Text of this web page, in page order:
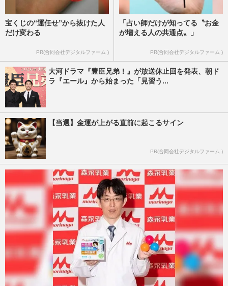
宝くじの“運任せ”から抜けた人
だけ変わる
PR(合同会社デジタルファーム )
「占い師だけが知ってる〝お金
が増える人の共通点〟」
PR(合同会社デジタルファーム )
大河ドラマ『豊臣兄弟！』が放送休止回を発表、朝ド
ラ『エール』から始まった「見習う...
【当選】金運が上がる直前に起こるサイン
PR(合同会社デジタルファーム )